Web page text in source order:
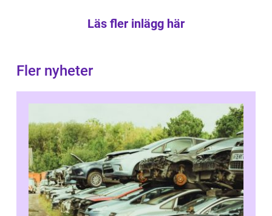
Läs fler inlägg här
Fler nyheter